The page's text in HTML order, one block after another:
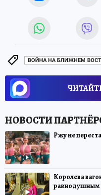
ВОЙНА НА БЛИЖНЕМ
Ржу не
Королева
равнодушным